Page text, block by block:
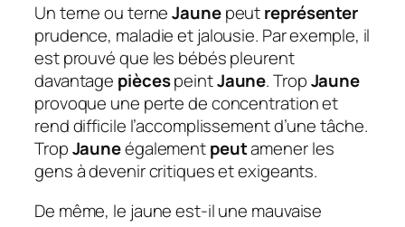
Un terne ou terneJaunepeutreprésenter
prudence, maladie et jalousie. Par exemple, il
est prouvé que les bébés pleurent
davantage piècespeintJaune. TropJaune
provoque une perte de concentration et
rend difficile l’accomplissement d’une tâche.
TropJauneégalementpeutamener les
gens à devenir critiques et exigeants.
De même, le jaune est-il une mauvaise